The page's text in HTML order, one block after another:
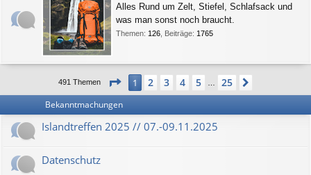
Alles Rund um Zelt, Stiefel, Schlafsack und
was man sonst noch braucht.
Themen: 126 Beiträge: 1765
491 Themen Seite 1 von 25
1 2 3 4 5 25
Bekanntmachungen
Islandtreffen 2025 // 07.-09.11.2025
Datenschutz